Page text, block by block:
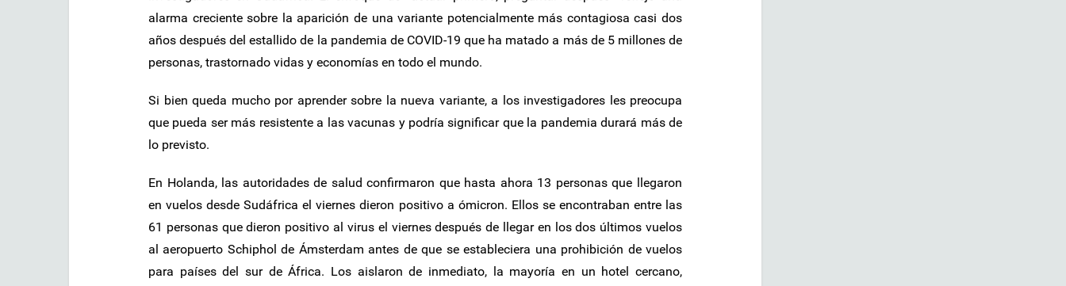
alarma creciente sobre la aparición de una variante potencialmente más contagiosa casi dos
años después del estallido de la pandemia de COVID-19 que ha matado a más de 5 millones de
personas, trastornado vidas y economías en todo el mundo.
Si bien queda mucho por aprender sobre la nueva variante, a los investigadores les preocupa
que pueda ser más resistente a las vacunas y podría significar que la pandemia durará más de
lo previsto.
En Holanda, las autoridades de salud confirmaron que hasta ahora 13 personas que llegaron
en vuelos desde Sudáfrica el viernes dieron positivo a ómicron. Ellos se encontraban entre las
61 personas que dieron positivo al virus el viernes después de llegar en los dos últimos vuelos
al aeropuerto Schiphol de Ámsterdam antes de que se estableciera una prohibición de vuelos
para países del sur de África. Los aislaron de inmediato, la mayoría en un hotel cercano,